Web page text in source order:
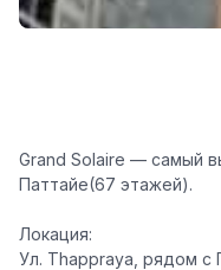
Grand Solaire — самый
Паттайе(67 этажей).
Локация:
Ул. Thappraya, рядом с